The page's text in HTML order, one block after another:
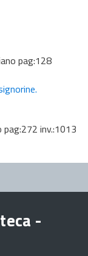
pag:128
inv.:1013
-